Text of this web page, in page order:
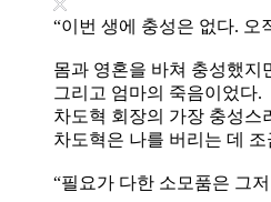
“이번 생에 충성은 없다. 오
몸과 영혼을 바쳐 충성했지
그리고 엄마의 죽음이었다.
차도혁 회장의 가장 충성스
차도혁은 나를 버리는 데
“필요가 다한 소모품은 그